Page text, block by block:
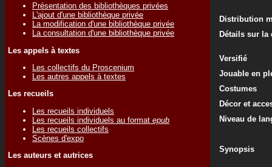
Présentation des bibliothèques privées
L'ajout d'une bibliothèque privée
La modification d'une bibliothèque privée
La consultation d'une bibliothèque privée
Les appels à textes
Les collectifs du Proscenium
Les autres appels à textes
Les recueils
Les recueils individuels
Les recueils individuels au format epub
Les recueils collectifs
Scènes d'expo
Les auteurs et autrices
Distribution
Détails sur
Versifié
Jouable en
Costumes
Décor et
Niveau de
Synopsis